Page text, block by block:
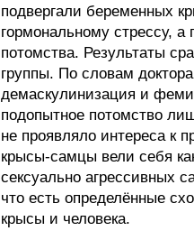
подвергали беременных
гормональному стрессу,
потомства. Результаты
группы. По словам
демаскулинизация и
подопытное потомство
не проявляло интереса к
крысы-самцы вели себя
сексуально агрессивных
что есть определённые
крысы и человека.